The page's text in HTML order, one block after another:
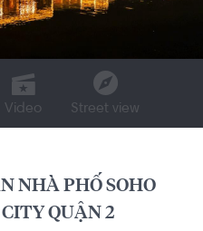
Video Street view
NHÀ PHỐ SOHO
QUẬN 2